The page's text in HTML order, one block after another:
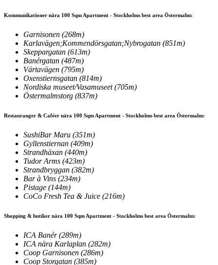
Kommunikationer nära 100 Sqm Apartment - Stockholms best area Östermalm:
Garnisonen (268m)
Karlavägen;Kommendörsgatan;Nybrogatan (851m)
Skeppargatan (613m)
Banérgatan (487m)
Värtavägen (795m)
Oxenstiernsgatan (814m)
Nordiska museet/Vasamuseet(705m)
Östermalmstorg (837m)
Restauranger & Caféer nära 100 Sqm Apartment - Stockholms best area Östermalm:
SushiBar Maru (351m)
Gyllenstiernan (409m)
Strandhäxan (440m)
Tudor Arms (423m)
Strandbryggan (382m)
Bar à Vins (234m)
Pistage (144m)
CoCo Fresh Tea & Juice (216m)
Shopping & butiker nära 100 Sqm Apartment - Stockholms best area Östermalm:
ICA Banér(289m)
ICA nära Karlaplan (282m)
Coop Garnisonen (286m)
Coop Storgatan (385m)